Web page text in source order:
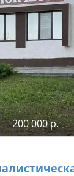
200 000 р.